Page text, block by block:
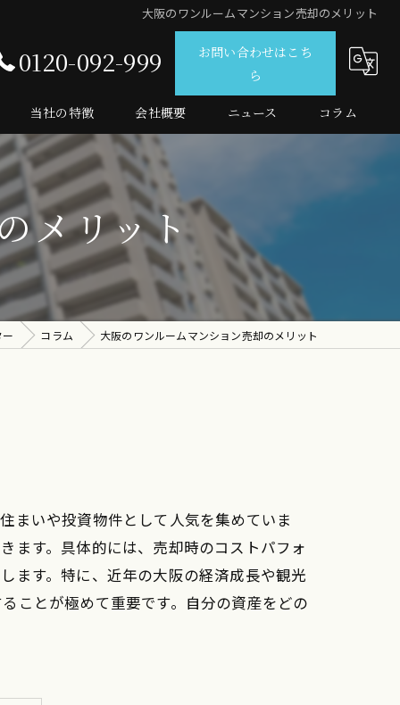
大阪のワンルームマンション売却のメリット
0120-092-999
お問い合わせはこち
ら
当社の特徴
仲介
査定
売買
マンション
投資
会社概要 ニュース コラム
メリット
コラム 大阪のワンルームマンション売却のメリット
まいや投資物件として人気を集めていま
ます。具体的には、売却時のコストパフォ
ます。特に、近年の大阪の経済成長や観光
ことが極めて重要です。自分の資産をどの